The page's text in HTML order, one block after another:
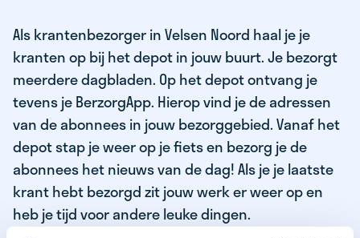
Als krantenbezorger in Velsen Noord haal je je
kranten op bij het depot in jouw buurt. Je bezorgt
meerdere dagbladen. Op het depot ontvang je
tevens je BerzorgApp. Hierop vind je de adressen
van de abonnees in jouw bezorggebied. Vanaf het
depot stap je weer op je fiets en bezorg je de
abonnees het nieuws van de dag! Als je je laatste
krant hebt bezorgd zit jouw werk er weer op en
heb je tijd voor andere leuke dingen.